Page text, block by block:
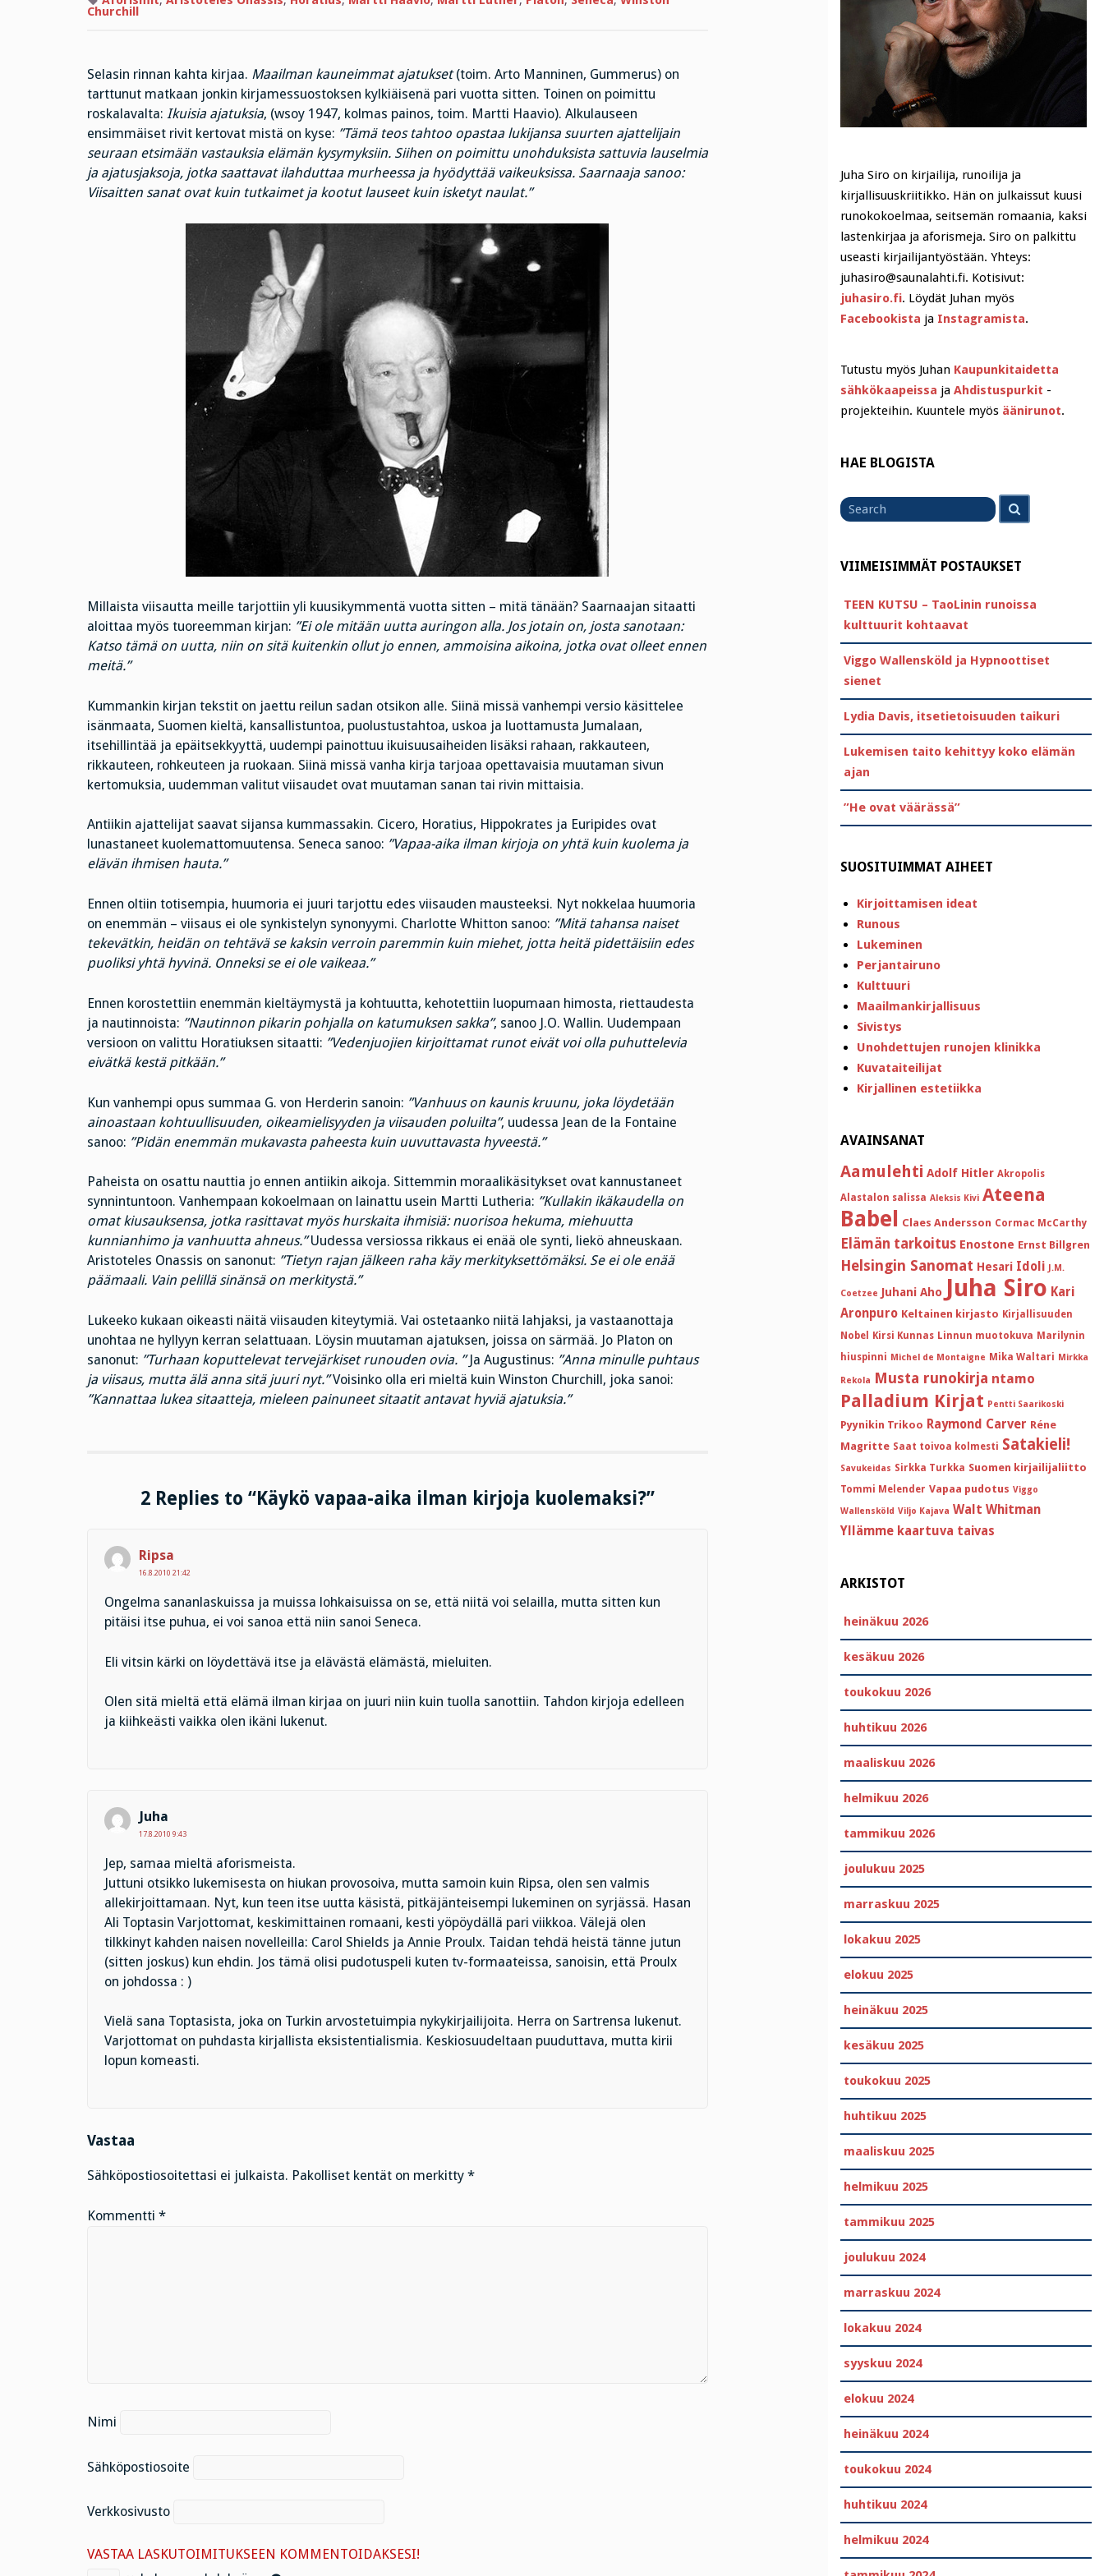
kirjoja
Churchill
Selasin rinnan kahta kirjaa. Maailman kauneimmat ajatukset(toim. Arto Manninen, Gummerus) on
tarttunut matkaan jonkin kirjamessuostoksen kylkiäisenä pari vuotta sitten. Toinen on poimittu
roskalavalta: Ikuisia ajatuksia, (wsoy 1947, kolmas painos, toim. Martti Haavio). Alkulauseen
ensimmäiset rivit kertovat mistä on kyse: ”Tämä teos tahtoo opastaa lukijansa suurten ajattelijain
seuraan etsimään vastauksia elämän kysymyksiin. Siihen on poimittu unohduksista sattuvia lauselmia
ja ajatusjaksoja, jotka saattavat ilahduttaa murheessa ja hyödyttää vaikeuksissa. Saarnaaja sanoo:
Viisaitten sanat ovat kuin tutkaimet ja kootut lauseet kuin isketyt naulat.”
Millaista viisautta meille tarjottiin yli kuusikymmentä vuotta sitten – mitä tänään? Saarnaajan sitaatti
aloittaa myös tuoreemman kirjan: ”Ei ole mitään uutta auringon alla. Jos jotain on, josta sanotaan:
Katso tämä on uutta, niin on sitä kuitenkin ollut jo ennen, ammoisina aikoina, jotka ovat olleet ennen
meitä.”
Kummankin kirjan tekstit on jaettu reilun sadan otsikon alle. Siinä missä vanhempi versio käsittelee
isänmaata, Suomen kieltä, kansallistuntoa, puolustustahtoa, uskoa ja luottamusta Jumalaan,
itsehillintää ja epäitsekkyyttä, uudempi painottuu ikuisuusaiheiden lisäksi rahaan, rakkauteen,
rikkauteen, rohkeuteen ja ruokaan. Siinä missä vanha kirja tarjoaa opettavaisia muutaman sivun
kertomuksia, uudemman valitut viisaudet ovat muutaman sanan tai rivin mittaisia.
Antiikin ajattelijat saavat sijansa kummassakin. Cicero, Horatius, Hippokrates ja Euripides ovat
lunastaneet kuolemattomuutensa. Seneca sanoo: ”Vapaa-aika ilman kirjoja on yhtä kuin kuolema ja
elävän ihmisen hauta.”
Ennen oltiin totisempia, huumoria ei juuri tarjottu edes viisauden mausteeksi. Nyt nokkelaa huumoria
on enemmän – viisaus ei ole synkistelyn synonyymi. Charlotte Whitton sanoo: ”Mitä tahansa naiset
tekevätkin, heidän on tehtävä se kaksin verroin paremmin kuin miehet, jotta heitä pidettäisiin edes
puoliksi yhtä hyvinä. Onneksi se ei ole vaikeaa.”
Ennen korostettiin enemmän kieltäymystä ja kohtuutta, kehotettiin luopumaan himosta, riettaudesta
ja nautinnoista: ”Nautinnon pikarin pohjalla on katumuksen sakka”, sanoo J.O. Wallin. Uudempaan
versioon on valittu Horatiuksen sitaatti: ”Vedenjuojien kirjoittamat runot eivät voi olla puhuttelevia
eivätkä kestä pitkään.”
Kun vanhempi opus summaa G. von Herderin sanoin: ”Vanhuus on kaunis kruunu, joka löydetään
ainoastaan kohtuullisuuden, oikeamielisyyden ja viisauden poluilta”, uudessa Jean de la Fontaine
sanoo: ”Pidän enemmän mukavasta paheesta kuin uuvuttavasta hyveestä.”
Paheista on osattu nauttia jo ennen antiikin aikoja. Sittemmin moraalikäsitykset ovat kannustaneet
synnintuntoon. Vanhempaan kokoelmaan on lainattu usein Martti Lutheria: ”Kullakin ikäkaudella on
omat kiusauksensa, jotka rasittavat myös hurskaita ihmisiä: nuorisoa hekuma, miehuutta
kunnianhimo ja vanhuutta ahneus.”Uudessa versiossa rikkaus ei enää ole synti, liekö ahneuskaan.
Aristoteles Onassis on sanonut: ”Tietyn rajan jälkeen raha käy merkityksettömäksi. Se ei ole enää
päämaali. Vain pelillä sinänsä on merkitystä.”
Lukeeko kukaan oikeasti näitä viisauden kiteytymiä. Vai ostetaanko niitä lahjaksi, ja vastaanottaja
unohtaa ne hyllyyn kerran selattuaan. Löysin muutaman ajatuksen, joissa on särmää. Jo Platon on
sanonut: ”Turhaan koputtelevat tervejärkiset runouden ovia. ”Ja Augustinus: ”Anna minulle puhtaus
ja viisaus, mutta älä anna sitä juuri nyt.” Voisinko olla eri mieltä kuin Winston Churchill, joka sanoi:
”Kannattaa lukea sitaatteja, mieleen painuneet sitaatit antavat hyviä ajatuksia.”
2 Replies to “Käykö vapaa-aika ilman kirjoja kuolemaksi?”
Ripsa
16.8.2010 21:42
Ongelma sananlaskuissa ja muissa lohkaisuissa on se, että niitä voi selailla, mutta sitten kun
pitäisi itse puhua, ei voi sanoa että niin sanoi Seneca.
Eli vitsin kärki on löydettävä itse ja elävästä elämästä, mieluiten.
Olen sitä mieltä että elämä ilman kirjaa on juuri niin kuin tuolla sanottiin. Tahdon kirjoja edelleen
ja kiihkeästi vaikka olen ikäni lukenut.
Juha
17.8.2010 9:43
Jep, samaa mieltä aforismeista.
Juttuni otsikko lukemisesta on hiukan provosoiva, mutta samoin kuin Ripsa, olen sen valmis
allekirjoittamaan. Nyt, kun teen itse uutta käsistä, pitkäjänteisempi lukeminen on syrjässä. Hasan
Ali Toptasin Varjottomat, keskimittainen romaani, kesti yöpöydällä pari viikkoa. Välejä olen
tilkkinyt kahden naisen novelleilla: Carol Shields ja Annie Proulx. Taidan tehdä heistä tänne jutun
(sitten joskus) kun ehdin. Jos tämä olisi pudotuspeli kuten tv-formaateissa, sanoisin, että Proulx
on johdossa : )
Vielä sana Toptasista, joka on Turkin arvostetuimpia nykykirjailijoita. Herra on Sartrensa lukenut.
Varjottomat on puhdasta kirjallista eksistentialismia. Keskiosuudeltaan puuduttava, mutta kirii
lopun komeasti.
Vastaa
Sähköpostiosoitettasi ei julkaista. Pakolliset kentät on merkitty *
Kommentti *
Nimi
Sähköpostiosoite
Verkkosivusto
VASTAA LASKUTOIMITUKSEEN KOMMENTOIDAKSESI!
Juha Siro on kirjailija, runoilija ja
kirjallisuuskriitikko. Hän on julkaissut kuusi
runokokoelmaa, seitsemän romaania, kaksi
lastenkirjaa ja aforismeja. Siro on palkittu
useasti kirjailijantyöstään. Yhteys:
juhasiro@saunalahti.fi. Kotisivut:
juhasiro.fi. Löydät Juhan myös
Facebookista ja Instagramista.
Tutustu myös Juhan Kaupunkitaidetta
sähkökaapeissa ja Ahdistuspurkit -
projekteihin. Kuuntele myös äänirunot.
HAE BLOGISTA
for
VIIMEISIMMÄT POSTAUKSET
TEEN KUTSU – TaoLinin runoissa
kulttuurit kohtaavat
Viggo Wallensköld ja Hypnoottiset
sienet
Lydia Davis, itsetietoisuuden taikuri
Lukemisen taito kehittyy koko elämän
ajan
”He ovat väärässä”
SUOSITUIMMAT AIHEET
Kirjoittamisen ideat
Runous
Lukeminen
Perjantairuno
Kulttuuri
Maailmankirjallisuus
Sivistys
Unohdettujen runojen klinikka
Kuvataiteilijat
Kirjallinen estetiikka
AVAINSANAT
Aamulehti Adolf Hitler Akropolis
Alastalon salissa Aleksis Kivi Ateena
Babel Claes Andersson Cormac McCarthy
Elämän tarkoitus Enostone Ernst Billgren
Helsingin Sanomat Hesari Idoli J.M.
Coetzee Juhani Aho Juha Siro Kari
Aronpuro Keltainen kirjasto Kirjallisuuden
Nobel
Kirsi Kunnas Linnun muotokuva Marilynin
hiuspinni Michel de Montaigne Mika Waltari Mirkka
Rekola Musta runokirja ntamo
Palladium Kirjat Pentti Saarikoski
Pyynikin Trikoo Raymond Carver Réne
Magritte Saat toivoa kolmesti Satakieli!
Savukeidas Sirkka Turkka Suomen kirjailijaliitto
Tommi Melender Vapaa pudotus Viggo
Wallensköld Viljo Kajava Walt Whitman
Yllämme kaartuva taivas
ARKISTOT
heinäkuu 2026
kesäkuu 2026
toukokuu 2026
huhtikuu 2026
maaliskuu 2026
helmikuu 2026
tammikuu 2026
joulukuu 2025
marraskuu 2025
lokakuu 2025
elokuu 2025
heinäkuu 2025
kesäkuu 2025
toukokuu 2025
huhtikuu 2025
maaliskuu 2025
helmikuu 2025
tammikuu 2025
joulukuu 2024
marraskuu 2024
lokakuu 2024
syyskuu 2024
elokuu 2024
heinäkuu 2024
toukokuu 2024
huhtikuu 2024
helmikuu 2024